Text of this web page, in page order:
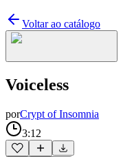
Voltar ao catálogo
Voiceless
porCrypt of Insomnia
3:12